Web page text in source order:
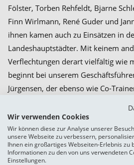
Fölster, Torben Rehfeldt, Bjarne
Finn Wirlmann, René Guder und
ihnen kamen auch zu Einsätzen in
Landeshauptstädter. Mit keinem
Verflechtungen derart vielfältig wie
beginnt bei unserem
Jürgensen, der ebenso wie Co-
erfolgreiche Vergangenheit bei
allen wird es wohlmöglich so gehen
im Interview für unser
„Gegen Holstein zu spielen, ist
Wir verwenden Cookies
Wir können diese zur Analyse unserer
unsere Webseite zu verbessern,
Ihnen ein großartiges Webseiten-Erlebnis zu
Informationen zu den von uns verwendeten
Einstellungen.